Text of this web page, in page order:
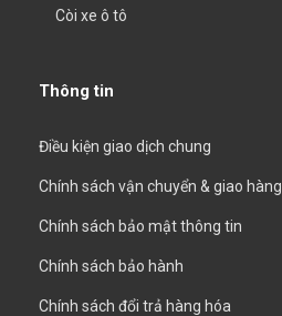
Còi xe ô tô
Thông tin
Điều kiện giao dịch chung
Chính sách vận chuyển & giao hàng
Chính sách bảo mật thông tin
Chính sách bảo hành
Chính sách đổi trả hàng hóa